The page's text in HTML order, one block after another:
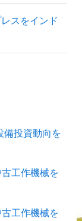
スをインド
備投資動向を
工作機械を
工作機械を